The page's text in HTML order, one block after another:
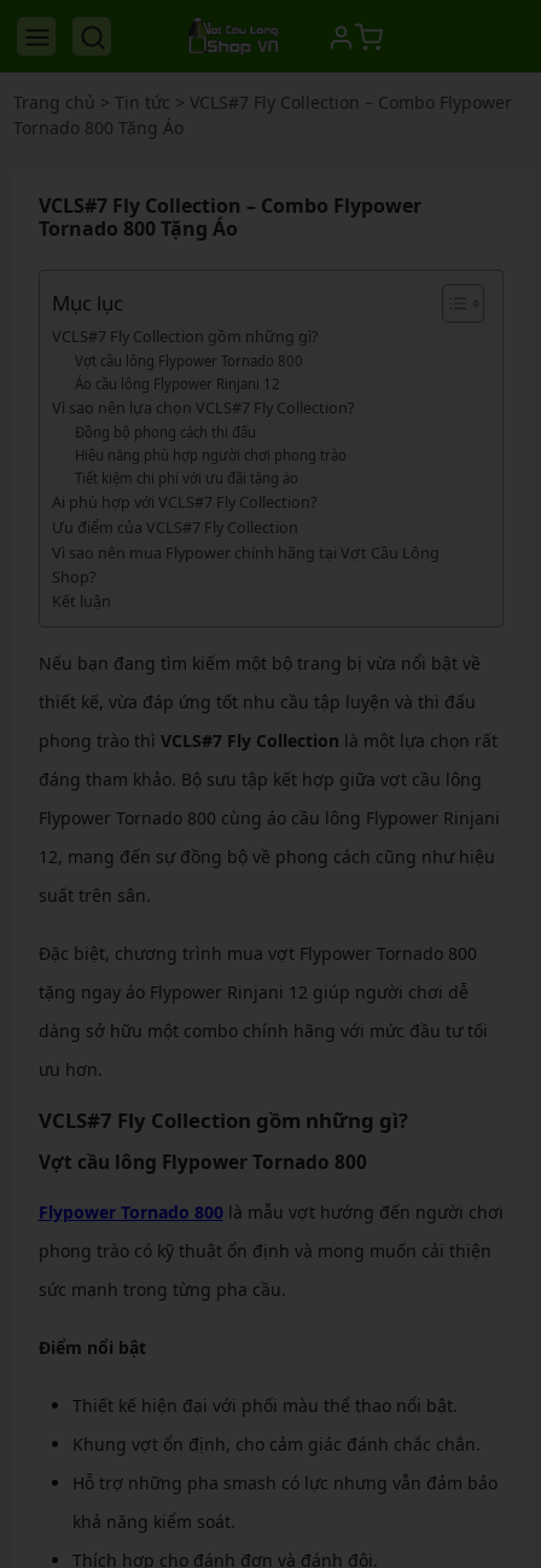
Trang chủ > Tin tức > VCLS#7 Fly Collection – Combo Flypower
Tornado 800 Tặng Áo
VCLS#7 Fly Collection – Combo Flypower
Tornado 800 Tặng Áo
Mục lục
VCLS#7 Fly Collection gồm những gì?
Vợt cầu lông Flypower Tornado 800
Áo cầu lông Flypower Rinjani 12
Vì sao nên lựa chọn VCLS#7 Fly Collection?
Đồng bộ phong cách thi đấu
Hiệu năng phù hợp người chơi phong trào
Tiết kiệm chi phí với ưu đãi tặng áo
Ai phù hợp với VCLS#7 Fly Collection?
Ưu điểm của VCLS#7 Fly Collection
Vì sao nên mua Flypower chính hãng tại Vợt Cầu Lông
Shop?
Kết luận
Nếu bạn đang tìm kiếm một bộ trang bị vừa nổi bật về
thiết kế, vừa đáp ứng tốt nhu cầu tập luyện và thi đấu
phong trào thì VCLS#7 Fly Collection là một lựa chọn rất
đáng tham khảo. Bộ sưu tập kết hợp giữa vợt cầu lông
Flypower Tornado 800 cùng áo cầu lông Flypower Rinjani
12, mang đến sự đồng bộ về phong cách cũng như hiệu
suất trên sân.
Đặc biệt, chương trình mua vợt Flypower Tornado 800
tặng ngay áo Flypower Rinjani 12 giúp người chơi dễ
dàng sở hữu một combo chính hãng với mức đầu tư tối
ưu hơn.
VCLS#7 Fly Collection gồm những gì?
Vợt cầu lông Flypower Tornado 800
Flypower Tornado 800là mẫu vợt hướng đến người chơi
phong trào có kỹ thuật ổn định và mong muốn cải thiện
sức mạnh trong từng pha cầu.
Điểm nổi bật
Thiết kế hiện đại với phối màu thể thao nổi bật.
Khung vợt ổn định, cho cảm giác đánh chắc chắn.
Hỗ trợ những pha smash có lực nhưng vẫn đảm bảo
khả năng kiểm soát.
Thích hợp cho đánh đơn và đánh đôi.